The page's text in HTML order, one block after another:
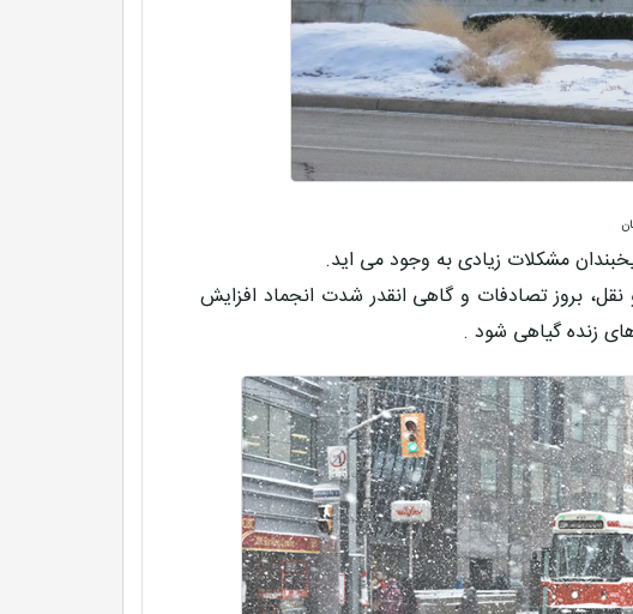
مشکلات زیادی به وجود می اید.
بروز تصادفات و گاهی انقدر شدت انجماد افزایش
زنده گیاهی شود .